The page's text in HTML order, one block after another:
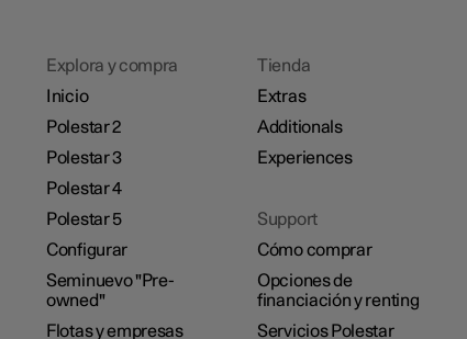
Explora y compra
Inicio
Polestar 2
Polestar 3
Polestar 4
Polestar 5
Configurar
Seminuevo "Pre-
owned"
Flotas y empresas
Tienda
Extras
Additionals
Experiences
Support
Cómo comprar
Opciones de
financiación y renting
Servicios Polestar